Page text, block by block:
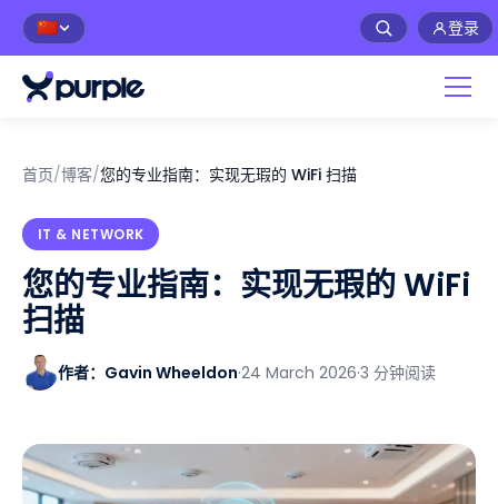
🇨🇳 登录
首页/博客/您的专业指南：实现无瑕的 WiFi 扫描
IT & NETWORK
您的专业指南：实现无瑕的 WiFi
扫描
作者：Gavin Wheeldon·24 March 2026·3 分钟阅读